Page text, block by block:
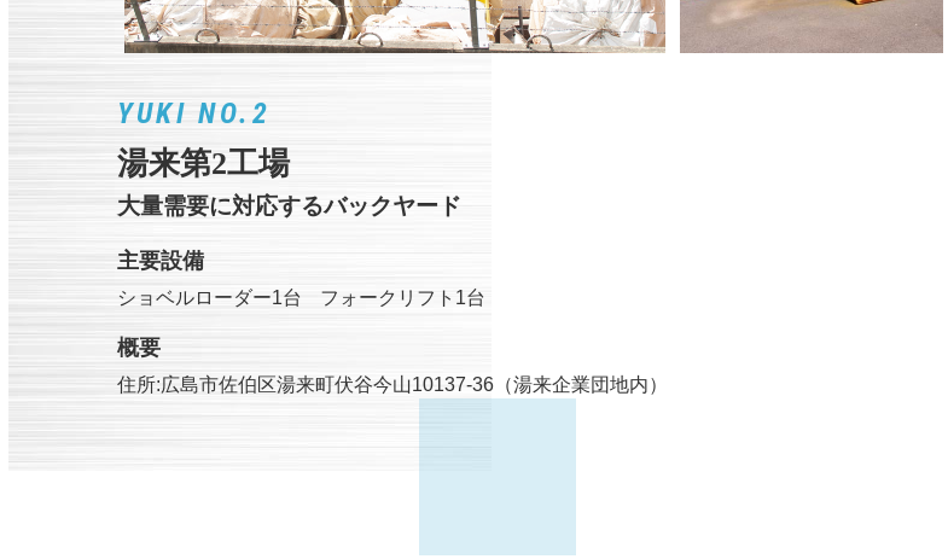
YUKI NO.2
湯来第2工場
大量需要に対応するバックヤード
主要設備
ショベルローダー1台 フォークリフト1台
概要
住所:広島市佐伯区湯来町伏谷今山10137-36（湯来企業団地内）